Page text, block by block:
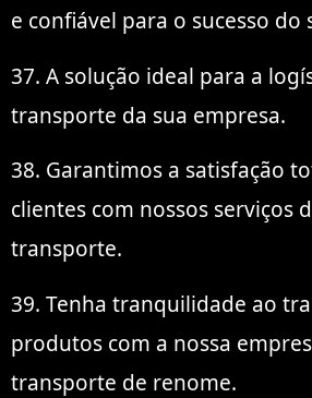
e confiável para o sucesso do
37. A solução ideal para a
transporte da sua empresa.
38. Garantimos a satisfação
clientes com nossos serviços
transporte.
39. Tenha tranquilidade ao
produtos com a nossa
transporte de renome.